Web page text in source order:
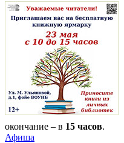
окончание – в 15 часов.
Афиша